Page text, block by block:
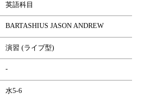
英語科目
BARTASHIUS JASON ANDREW
演習 (ライブ型)
-
水5-6